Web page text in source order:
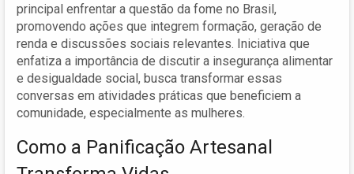
principal enfrentar a questão da fome no Brasil,
promovendo ações que integrem formação, geração de
renda e discussões sociais relevantes. Iniciativa que
enfatiza a importância de discutir a insegurança alimentar
e desigualdade social, busca transformar essas
conversas em atividades práticas que beneficiem a
comunidade, especialmente as mulheres.
Como a Panificação Artesanal